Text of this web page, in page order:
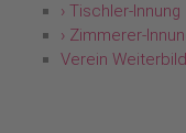
› Tischler-Innung
› Zimmerer-
Verein